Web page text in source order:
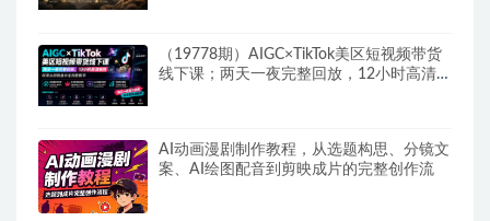
（19778期）AIGC×TikTok美区短视频带货
线下课；两天一夜完整回放，12小时高清视
AI动画漫剧制作教程，从选题构思、分镜文
案、AI绘图配音到剪映成片的完整创作流